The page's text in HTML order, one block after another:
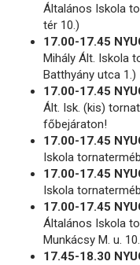
Általános Iskola
tér 10.)
17.00-17.45
Mihály Ált. Iskola
Batthyány utca 1.)
17.00-17.45
Ált. Isk. (kis)
főbejáraton!
17.00-17.45
Iskola
17.00-17.45
Iskola
17.00-17.45
Általános Iskola
Munkácsy M. u.
17.45-18.30